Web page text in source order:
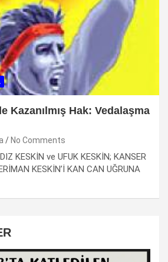
Kazanılmış Hak: Vedalaşma
No Comments
KESKİN ve UFUK KESKİN; KANSER
KESKİN’İ KAN CAN UĞRUNA